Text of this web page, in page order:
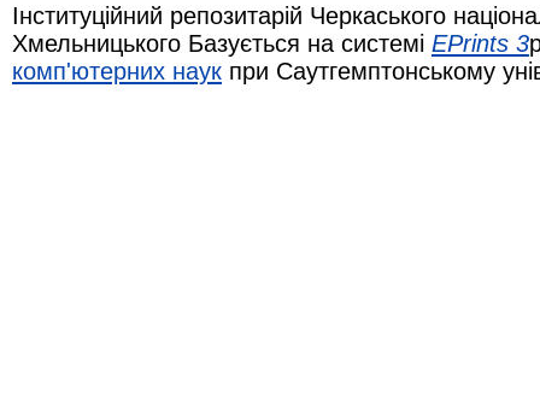
Інституційний репозитарій Черкаського
Хмельницького Базується на системі EPrints 3
комп'ютерних наук при Саутгемптонському